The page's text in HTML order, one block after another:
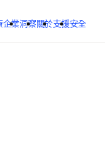
企業洞察關於支援安全